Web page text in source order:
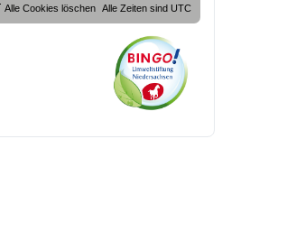
Alle Zeiten sind UTC
Alle Cookies löschen